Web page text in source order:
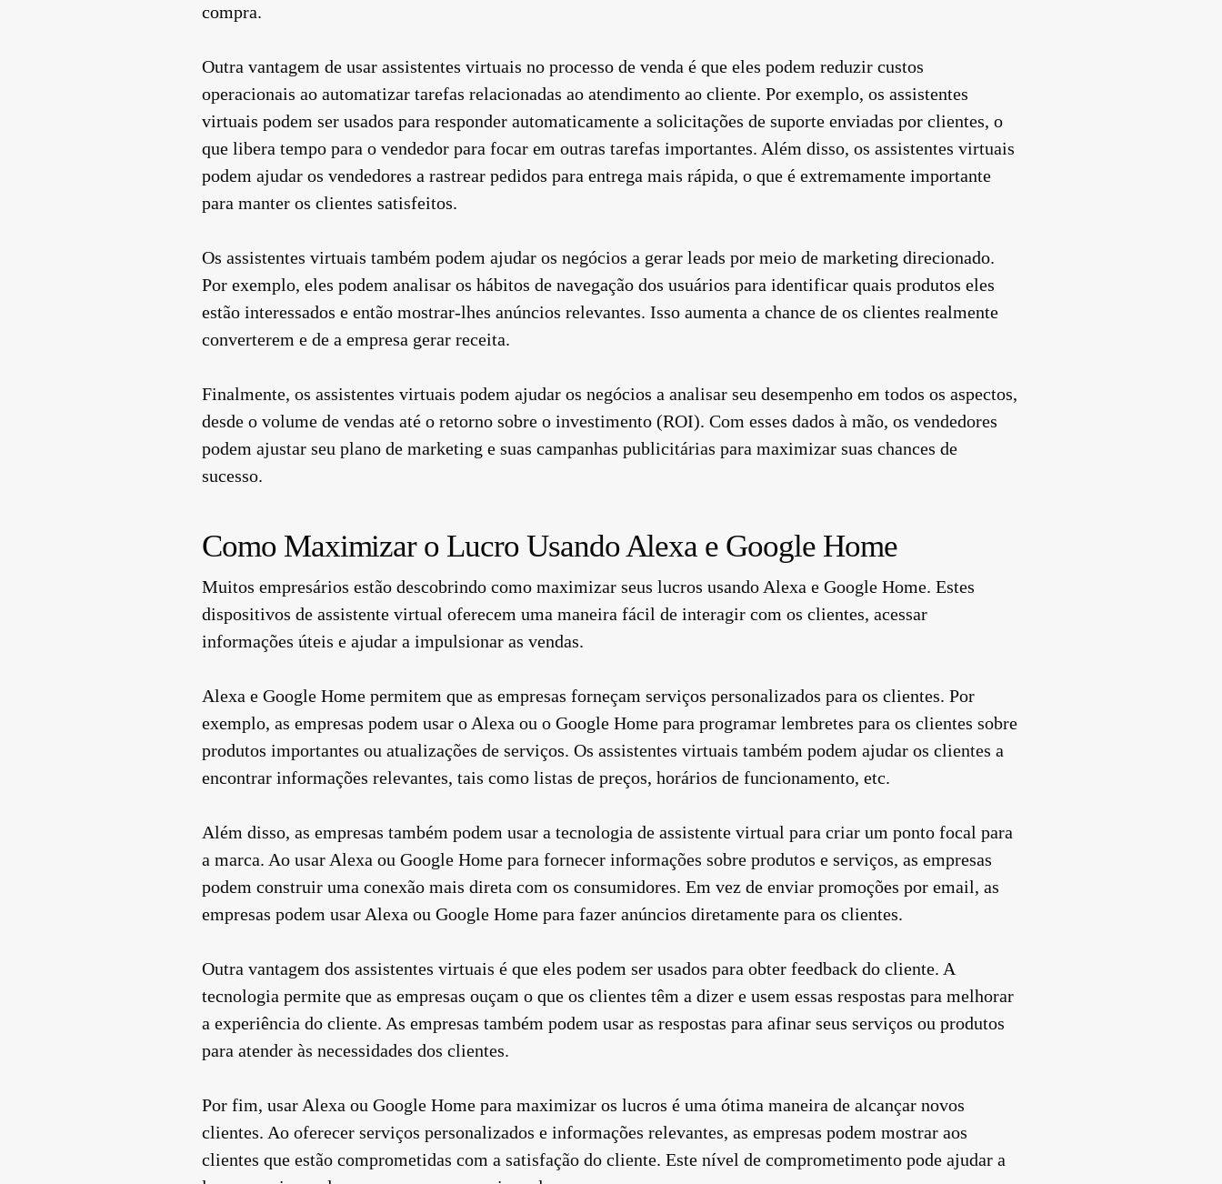
compra.
Outra vantagem de usar assistentes virtuais no processo de venda é que eles podem reduzir custos
operacionais ao automatizar tarefas relacionadas ao atendimento ao cliente. Por exemplo, os assistentes
virtuais podem ser usados para responder automaticamente a solicitações de suporte enviadas por clientes, o
que libera tempo para o vendedor para focar em outras tarefas importantes. Além disso, os assistentes virtuais
podem ajudar os vendedores a rastrear pedidos para entrega mais rápida, o que é extremamente importante
para manter os clientes satisfeitos.
Os assistentes virtuais também podem ajudar os negócios a gerar leads por meio de marketing direcionado.
Por exemplo, eles podem analisar os hábitos de navegação dos usuários para identificar quais produtos eles
estão interessados ​​e então mostrar-lhes anúncios relevantes. Isso aumenta a chance de os clientes realmente
converterem e de a empresa gerar receita.
Finalmente, os assistentes virtuais podem ajudar os negócios a analisar seu desempenho em todos os aspectos,
desde o volume de vendas até o retorno sobre o investimento (ROI). Com esses dados à mão, os vendedores
podem ajustar seu plano de marketing e suas campanhas publicitárias para maximizar suas chances de
sucesso.
Como Maximizar o Lucro Usando Alexa e Google Home
Muitos empresários estão descobrindo como maximizar seus lucros usando Alexa e Google Home. Estes
dispositivos de assistente virtual oferecem uma maneira fácil de interagir com os clientes, acessar
informações úteis e ajudar a impulsionar as vendas.
Alexa e Google Home permitem que as empresas forneçam serviços personalizados para os clientes. Por
exemplo, as empresas podem usar o Alexa ou o Google Home para programar lembretes para os clientes sobre
produtos importantes ou atualizações de serviços. Os assistentes virtuais também podem ajudar os clientes a
encontrar informações relevantes, tais como listas de preços, horários de funcionamento, etc.
Além disso, as empresas também podem usar a tecnologia de assistente virtual para criar um ponto focal para
a marca. Ao usar Alexa ou Google Home para fornecer informações sobre produtos e serviços, as empresas
podem construir uma conexão mais direta com os consumidores. Em vez de enviar promoções por email, as
empresas podem usar Alexa ou Google Home para fazer anúncios diretamente para os clientes.
Outra vantagem dos assistentes virtuais é que eles podem ser usados ​​para obter feedback do cliente. A
tecnologia permite que as empresas ouçam o que os clientes têm a dizer e usem essas respostas para melhorar
a experiência do cliente. As empresas também podem usar as respostas para afinar seus serviços ou produtos
para atender às necessidades dos clientes.
Por fim, usar Alexa ou Google Home para maximizar os lucros é uma ótima maneira de alcançar novos
clientes. Ao oferecer serviços personalizados e informações relevantes, as empresas podem mostrar aos
clientes que estão comprometidas com a satisfação do cliente. Este nível de comprometimento pode ajudar a